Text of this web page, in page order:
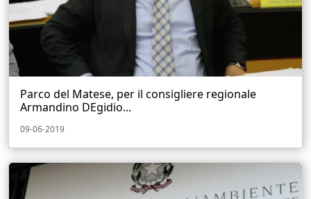
Parco del Matese, per il consigliere regionale
Armandino DEgidio...
09-06-2019